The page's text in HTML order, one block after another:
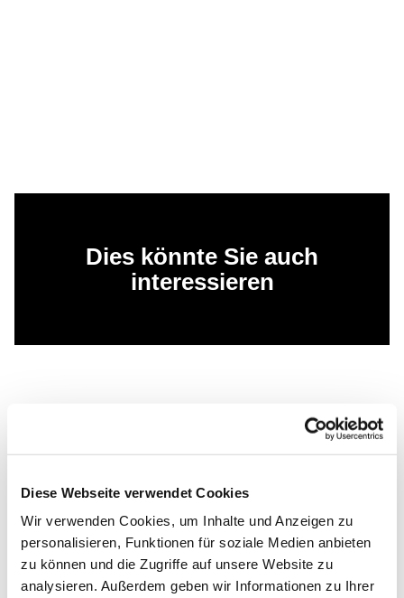
Diese Webseite verwendet Cookies
Wir verwenden Cookies, um Inhalte und Anzeigen zu
personalisieren, Funktionen für soziale Medien anbieten
zu können und die Zugriffe auf unsere Website zu
analysieren. Außerdem geben wir Informationen zu Ihrer
Dies könnte Sie auch
interessieren